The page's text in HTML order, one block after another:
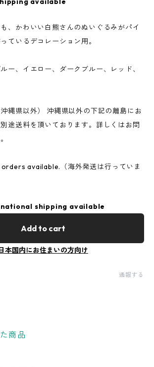
、かわいい白熊さんのぬいぐるみがパイ
ているデコレーション用。
ー、イエロー、ダークブルー、レッド、
縄県以外） 沖縄県以外の下記の離島にお
途送料を頂いております。詳しくはお問
available.（海外発送は行っていま
shipping available
Add to cart
本国内にお住まいの方向け
通報する
商品